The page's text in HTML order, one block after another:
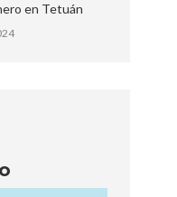
en Tetuán